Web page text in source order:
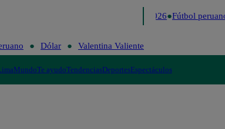
Perú Decide 2026 Fútbol peruano
Dólar Valentina Valiente
MundoTe ayudoTendenciasDeportesEspectáculos